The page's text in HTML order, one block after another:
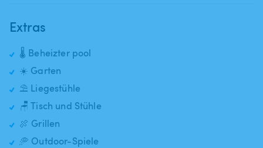
Extras
🌡️ Beheizter pool
☀️ Garten
⛱️ Liegestühle
🪑 Tisch und Stühle
🍖 Grillen
🥏 Outdoor-Spiele